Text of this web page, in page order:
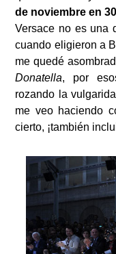
de noviembre en
Versace no es una
cuando eligieron a
me quedé
Donatella, por
rozando la
me veo haciendo
cierto, ¡también